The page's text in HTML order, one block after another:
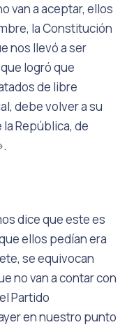
van a aceptar, ellos
la Constitución
nos llevó a ser
logró que
de libre
debe volver a su
República, de
dice que este es
ellos pedían era
se equivocan
no van a contar con
Partido
en nuestro punto